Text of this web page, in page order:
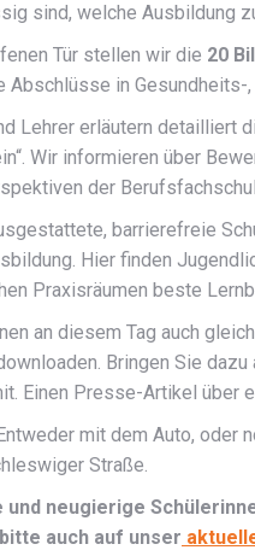
sind, welche Ausbildung
Tür stellen wir die 20
Abschlüsse in Gesundheits-
Lehrer erläutern
Wir informieren über
der
barrierefreie
Hier finden
Praxisräumen beste
an diesem Tag auch
Bringen Sie
Einen Presse-Artikel über
mit dem Auto, oder
Straße.
neugierige
auch auf unser